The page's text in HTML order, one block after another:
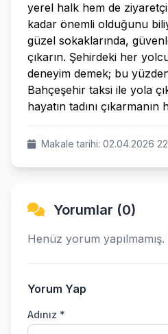
yerel halk hem de
kadar önemli olduğunu
güzel sokaklarında,
çıkarın. Şehirdeki her
deneyim demek; bu
Bahçeşehir taksi ile yola
hayatın tadını
Makale tarihi: 02.04.2026
Yorumlar (0)
Henüz yorum
Yorum Yap
Adınız *